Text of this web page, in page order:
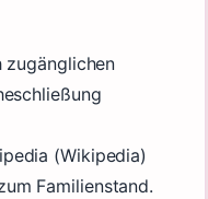
(Wikipedia)
Familienstand.